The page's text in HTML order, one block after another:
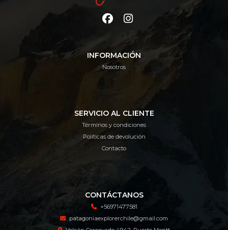
INFORMACIÓN
Nosotros
SERVICIO AL CLIENTE
Términos y condiciones
Políticas de devolución
Contacto
CONTÁCTANOS
+56971477581
patagoniaexplorerchile@gmail.com